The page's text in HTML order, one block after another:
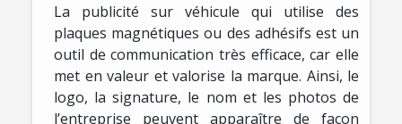
La publicité sur véhicule qui utilise des
plaques magnétiques ou des adhésifs est un
outil de communication très efficace, car elle
met en valeur et valorise la marque. Ainsi, le
logo, la signature, le nom et les photos de
l’entreprise peuvent apparaître de façon